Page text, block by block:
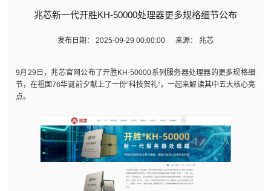
兆芯新一代开胜KH-50000处理器更多规格细节公布
发布日期： 2025-09-29 00:00:00 来源： 兆芯
9月29日，兆芯官网公布了开胜KH-50000系列服务器处理器的更多规格细
节，在祖国76华诞前夕献上了一份“科技贺礼“，一起来解读其中五大核心亮
点。